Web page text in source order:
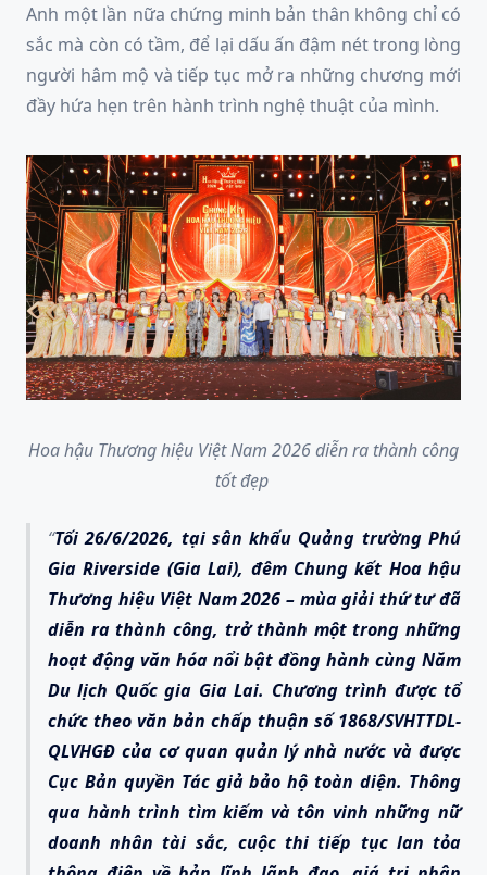
Anh một lần nữa chứng minh bản thân không chỉ có
sắc mà còn có tầm, để lại dấu ấn đậm nét trong lòng
người hâm mộ và tiếp tục mở ra những chương mới
đầy hứa hẹn trên hành trình nghệ thuật của mình.
Hoa hậu Thương hiệu Việt Nam 2026 diễn ra thành công
tốt đẹp
Tối 26/6/2026, tại sân khấu Quảng trường Phú
Gia Riverside (Gia Lai), đêm Chung kết Hoa hậu
Thương hiệu Việt Nam 2026 – mùa giải thứ tư đã
diễn ra thành công, trở thành một trong những
hoạt động văn hóa nổi bật đồng hành cùng Năm
Du lịch Quốc gia Gia Lai. Chương trình được tổ
chức theo văn bản chấp thuận số 1868/SVHTTDL-
QLVHGĐ của cơ quan quản lý nhà nước và được
Cục Bản quyền Tác giả bảo hộ toàn diện. Thông
qua hành trình tìm kiếm và tôn vinh những nữ
doanh nhân tài sắc, cuộc thi tiếp tục lan tỏa